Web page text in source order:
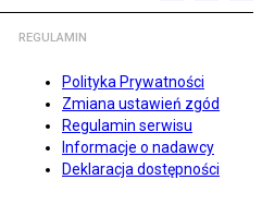
REGULAMIN
Polityka Prywatności
Zmiana ustawień zgód
Regulamin serwisu
Informacje o nadawcy
Deklaracja dostępności